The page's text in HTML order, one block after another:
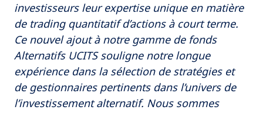
investisseurs leur expertise unique en matière
de trading quantitatif d’actions à court terme.
Ce nouvel ajout à notre gamme de fonds
Alternatifs UCITS souligne notre longue
expérience dans la sélection de stratégies et
de gestionnaires pertinents dans l’univers de
l’investissement alternatif. Nous sommes